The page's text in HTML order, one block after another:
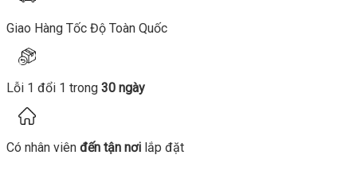
Giao Hàng Tốc Độ Toàn Quốc
Lỗi 1 đổi 1 trong 30 ngày
Có nhân viên đến tận nơi lắp đặt